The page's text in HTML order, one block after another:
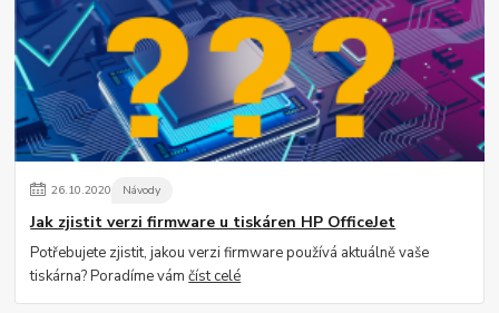
26.10.2020 Návody
Jak zjistit verzi firmware u tiskáren HP OfficeJet
Potřebujete zjistit, jakou verzi firmware používá aktuálně vaše
tiskárna? Poradíme vámčíst celé